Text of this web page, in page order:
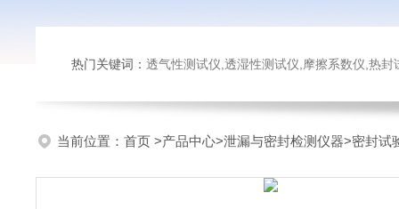
热门关键词： 透气性测试仪,透湿性测试仪,摩擦系数仪,热封试验仪,
当前位置： 首页 >产品中心>泄漏与密封检测仪器>密封试